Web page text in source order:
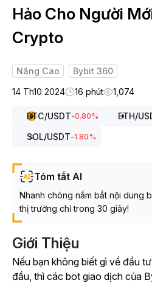
Hảo Cho Người
Crypto
Nâng Cao
Bybit 360
14 Th10 2024
16 phút 1,074
BTC/USDT-0.80% ETH/
SOL/USDT-1.80%
Tóm tắt AI
Nhanh chóng nắm bắt nội dung
thị trường chỉ trong 30 giây!
Giới Thiệu
Nếu bạn không biết gì về đầu
đầu, thì các bot giao dịch của